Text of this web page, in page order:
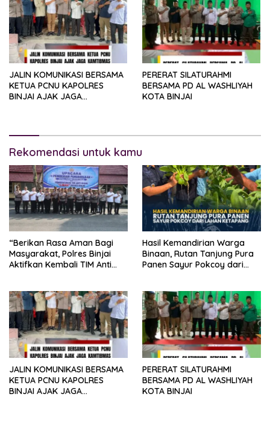
JALIN KOMUNIKASI BERSAMA
KETUA PCNU KAPOLRES
BINJAI AJAK JAGA
PERERAT SILATURAHMI
BERSAMA PD AL WASHLIYAH
KOTA BINJAI
Rekomendasi untuk kamu
“Berikan Rasa Aman Bagi
Masyarakat, Polres Binjai
Aktifkan Kembali TIM Anti
Hasil Kemandirian Warga
Binaan, Rutan Tanjung Pura
Panen Sayur Pokcoy dari
JALIN KOMUNIKASI BERSAMA
KETUA PCNU KAPOLRES
BINJAI AJAK JAGA
PERERAT SILATURAHMI
BERSAMA PD AL WASHLIYAH
KOTA BINJAI